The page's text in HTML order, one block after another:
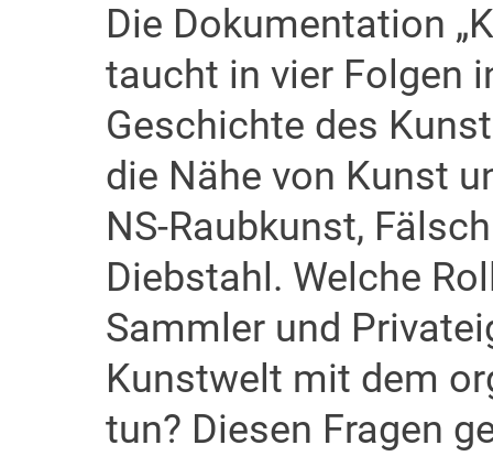
Die Dokumentation
taucht in vier Folgen
Geschichte des
die Nähe von Kunst
NS-Raubkunst,
Diebstahl. Welche
Sammler und
Kunstwelt mit dem
tun? Diesen Fragen